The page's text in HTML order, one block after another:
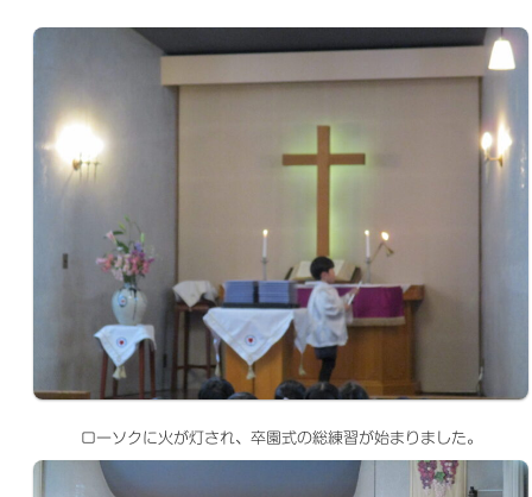
ローソクに火が灯され、卒園式の総練習が始まりました。